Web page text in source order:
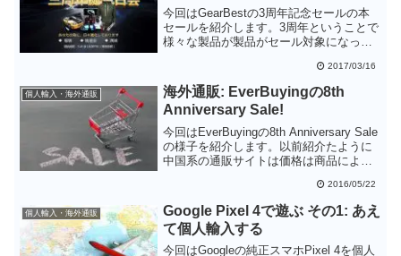
今回はGearBestの3周年記念セールの本
セールを紹介します。3周年ということで
様々な製品が製品がセール対象になって
刻々と変化するので気になる製品がある
場合は頻繁にチェックした方がよいでし
ょう。
2017/03/16
個人輸入・海外通販
海外通販: EverBuyingの8th
Anniversary Sale!
今回はEverBuyingの8th Anniversary Sale
の様子を紹介します。以前紹介たように
中国系の通販サイトは価格は商品によっ
セールになると少しでも安くしてきます
ので狙い目です。少しでも安く買いたい
方は、各サイトのセールをチェックする
とよいでしょう。
2016/05/22
個人輸入・海外通販
Google Pixel 4で遊ぶ その1: あえ
て個人輸入する
今回はGoogleの純正スマホPixel 4を個人